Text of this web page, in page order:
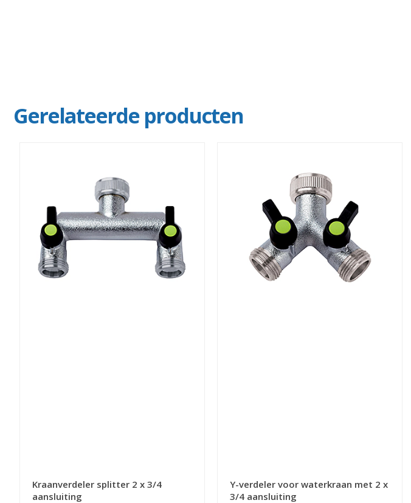
Gerelateerde producten
Kraanverdeler splitter 2 x 3/4
aansluiting
Y-verdeler voor waterkraan met 2 x
3/4 aansluiting